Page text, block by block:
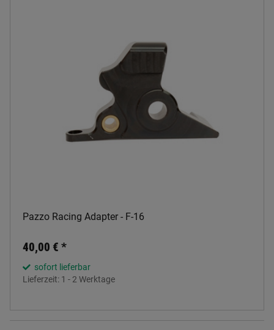
Pazzo Racing Adapter - F-16
40,00 € *
sofort lieferbar
Lieferzeit: 1 - 2 Werktage